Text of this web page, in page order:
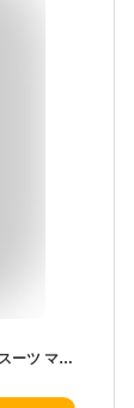
★クーポンで【￥8,500】 楽天1位 人気 結婚式 披露宴 スーツ ママ 母 母親 服装 セレモニー スーツ 高見え 高品質 レディース フォーマル スーツ 追加で ワンピース ロングスカート お宮参り 七五三 顔合わせ ミセス 祖母 親族 衣装 お洒落 服 30代 40代 50代 60代 70代